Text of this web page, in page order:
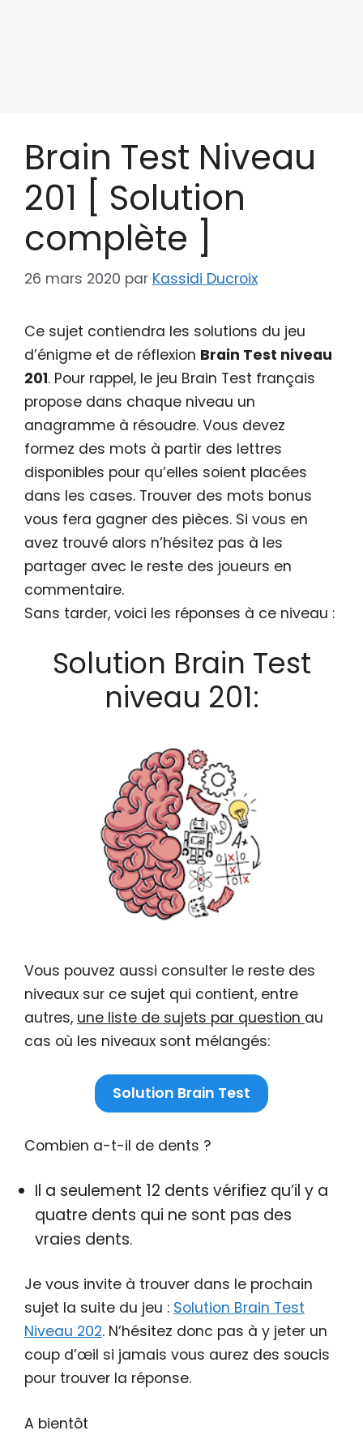
Brain Test Niveau
201 [ Solution
complète ]
26 mars 2020 par Kassidi Ducroix
Ce sujet contiendra les solutions du jeu
d’énigme et de réflexion Brain Test niveau
201. Pour rappel, le jeu Brain Test français
propose dans chaque niveau un
anagramme à résoudre. Vous devez
formez des mots à partir des lettres
disponibles pour qu’elles soient placées
dans les cases. Trouver des mots bonus
vous fera gagner des pièces. Si vous en
avez trouvé alors n’hésitez pas à les
partager avec le reste des joueurs en
commentaire.
Sans tarder, voici les réponses à ce niveau :
Solution Brain Test
niveau 201:
Vous pouvez aussi consulter le reste des
niveaux sur ce sujet qui contient, entre
autres, une liste de sujets par question au
cas où les niveaux sont mélangés:
Solution Brain Test
Combien a-t-il de dents ?
Il a seulement 12 dents vérifiez qu’il y a
quatre dents qui ne sont pas des
vraies dents.
Je vous invite à trouver dans le prochain
sujet la suite du jeu : Solution Brain Test
Niveau 202. N’hésitez donc pas à y jeter un
coup d’œil si jamais vous aurez des soucis
pour trouver la réponse.
A bientôt